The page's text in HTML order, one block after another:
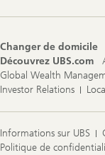
Changer de domicile
Découvrez UBS.com
Global Wealth
Investor Relations
Informations sur UBS
Politique de